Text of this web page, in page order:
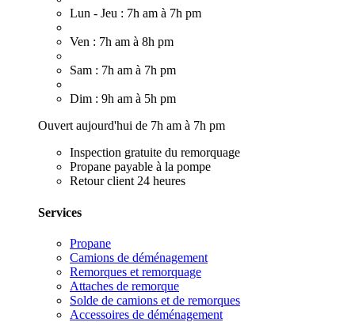
Lun - Jeu : 7h am à 7h pm
Ven : 7h am à 8h pm
Sam : 7h am à 7h pm
Dim : 9h am à 5h pm
Ouvert aujourd'hui de 7h am à 7h pm
Inspection gratuite du remorquage
Propane payable à la pompe
Retour client 24 heures
Services
Propane
Camions de déménagement
Remorques et remorquage
Attaches de remorque
Solde de camions et de remorques
Accessoires de déménagement